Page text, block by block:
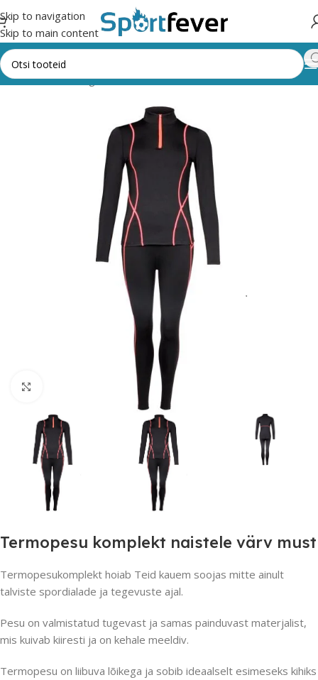
Skip to navigation
Skip to main content
Esileht Kõik kategooriad Riided, mütsid, kindad
Suurendamiseks klõpsake
Termopesu komplekt naistele värv must
Termopesukomplekt hoiab Teid kauem soojas mitte ainult
talviste spordialade ja tegevuste ajal.
Pesu on valmistatud tugevast ja samas painduvast materjalist,
mis kuivab kiiresti ja on kehale meeldiv.
Termopesu on liibuva lõikega ja sobib ideaalselt esimeseks kihiks